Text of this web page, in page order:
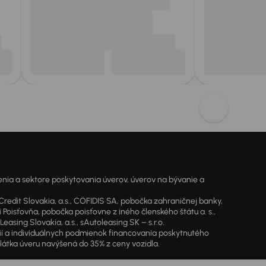
a sektore poskytovania úverov, úverov na bývanie a
Slovakia, a.s., COFIDIS SA, pobočka zahraničnej banky,
pobočka poisťovne z iného členského štátu a. s.,
Slovakia, a.s., sAutoleasing SK – s.r.o.
a individuálnych podmienok financovania poskytnutého
úveru navýšená do 35% z ceny vozidla.